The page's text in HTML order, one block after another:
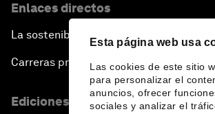
Esta página web usa
Las cookies de este sitio
para personalizar el
anuncios, ofrecer
sociales y analizar el
Enlaces directos
La sostenibilidad en el Foro
Carreras profesionales
Ediciones en otros idiomas